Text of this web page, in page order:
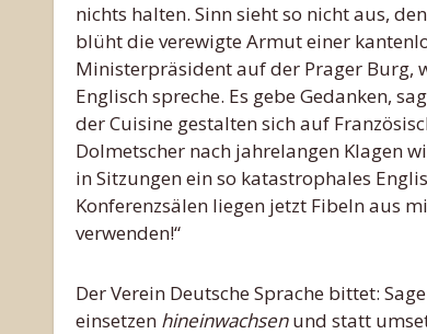
nichts halten. Sinn sieht so nicht aus,
blüht die verewigte Armut einer
Ministerpräsident auf der Prager Burg,
Englisch spreche. Es gebe Gedanken,
der Cuisine gestalten sich auf
Dolmetscher nach jahrelangen Klagen
in Sitzungen ein so katastrophales
Konferenzsälen liegen jetzt Fibeln aus
verwenden!“
Der Verein Deutsche Sprache bittet:
einsetzen hineinwachsenund statt